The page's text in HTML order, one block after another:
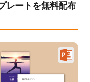
レートを無料配布